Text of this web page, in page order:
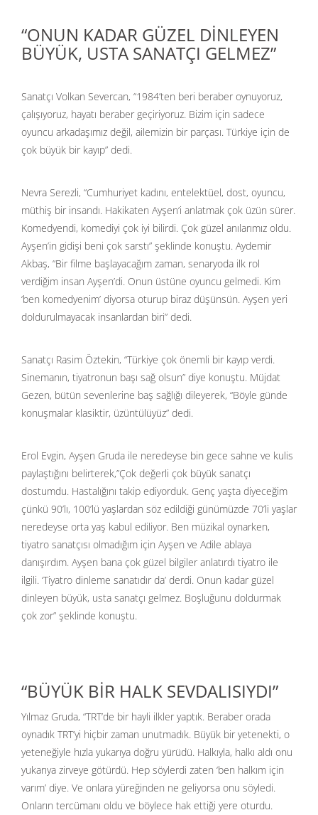
“ONUN KADAR GÜZEL DİNLEYEN
BÜYÜK, USTA SANATÇI GELMEZ”
Sanatçı Volkan Severcan, “1984’ten beri beraber oynuyoruz,
çalışıyoruz, hayatı beraber geçiriyoruz. Bizim için sadece
oyuncu arkadaşımız değil, ailemizin bir parçası. Türkiye için de
çok büyük bir kayıp” dedi.
Nevra Serezli, “Cumhuriyet kadını, entelektüel, dost, oyuncu,
müthiş bir insandı. Hakikaten Ayşen’i anlatmak çok üzün sürer.
Komedyendi, komediyi çok iyi bilirdi. Çok güzel anılarımız oldu.
Ayşen’in gidişi beni çok sarstı” şeklinde konuştu. Aydemir
Akbaş, “Bir filme başlayacağım zaman, senaryoda ilk rol
verdiğim insan Ayşen’di. Onun üstüne oyuncu gelmedi. Kim
‘ben komedyenim’ diyorsa oturup biraz düşünsün. Ayşen yeri
doldurulmayacak insanlardan biri” dedi.
Sanatçı Rasim Öztekin, “Türkiye çok önemli bir kayıp verdi.
Sinemanın, tiyatronun başı sağ olsun” diye konuştu. Müjdat
Gezen, bütün sevenlerine baş sağlığı dileyerek, “Böyle günde
konuşmalar klasiktir, üzüntülüyüz” dedi.
Erol Evgin, Ayşen Gruda ile neredeyse bin gece sahne ve kulis
paylaştığını belirterek,”Çok değerli çok büyük sanatçı
dostumdu. Hastalığını takip ediyorduk. Genç yaşta diyeceğim
çünkü 90’lı, 100’lü yaşlardan söz edildiği günümüzde 70’li yaşlar
neredeyse orta yaş kabul ediliyor. Ben müzikal oynarken,
tiyatro sanatçısı olmadığım için Ayşen ve Adile ablaya
danışırdım. Ayşen bana çok güzel bilgiler anlatırdı tiyatro ile
ilgili. ‘Tiyatro dinleme sanatıdır da’ derdi. Onun kadar güzel
dinleyen büyük, usta sanatçı gelmez. Boşluğunu doldurmak
çok zor” şeklinde konuştu.
“BÜYÜK BİR HALK SEVDALISIYDI”
Yılmaz Gruda, “TRT’de bir hayli ilkler yaptık. Beraber orada
oynadık TRT’yi hiçbir zaman unutmadık. Büyük bir yetenekti, o
yeteneğiyle hızla yukarıya doğru yürüdü. Halkıyla, halkı aldı onu
yukarıya zirveye götürdü. Hep söylerdi zaten ‘ben halkım için
varım’ diye. Ve onlara yüreğinden ne geliyorsa onu söyledi.
Onların tercümanı oldu ve böylece hak ettiği yere oturdu.